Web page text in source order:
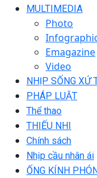
MULTIMEDIA
Photo
Emagazine
Video
NHỊP SỐNG XỨ
PHÁP LUẬT
Thể thao
THIẾU NHI
Chính sách
Nhịp cầu nhân ái
ỐNG KÍNH